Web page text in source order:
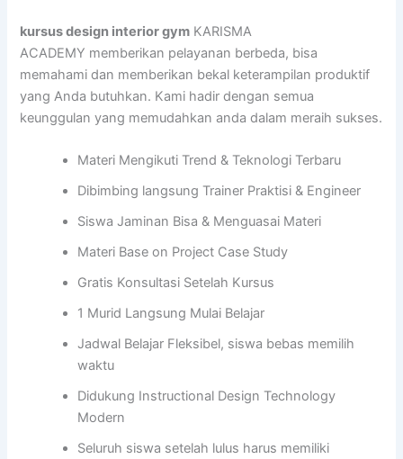
kursus design interior gym KARISMA
ACADEMY memberikan pelayanan berbeda, bisa
memahami dan memberikan bekal keterampilan produktif
yang Anda butuhkan. Kami hadir dengan semua
keunggulan yang memudahkan anda dalam meraih sukses.
Materi Mengikuti Trend & Teknologi Terbaru
Dibimbing langsung Trainer Praktisi & Engineer
Siswa Jaminan Bisa & Menguasai Materi
Materi Base on Project Case Study
Gratis Konsultasi Setelah Kursus
1 Murid Langsung Mulai Belajar
Jadwal Belajar Fleksibel, siswa bebas memilih
waktu
Didukung Instructional Design Technology
Modern
Seluruh siswa setelah lulus harus memiliki